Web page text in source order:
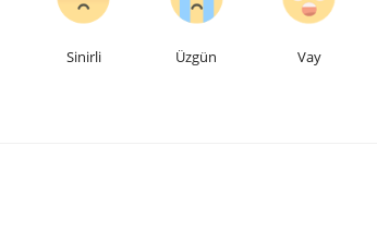
Sinirli Üzgün Vay